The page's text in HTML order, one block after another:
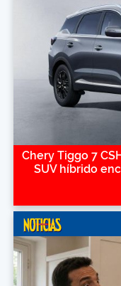
Chery Tiggo 7
SUV híbrido